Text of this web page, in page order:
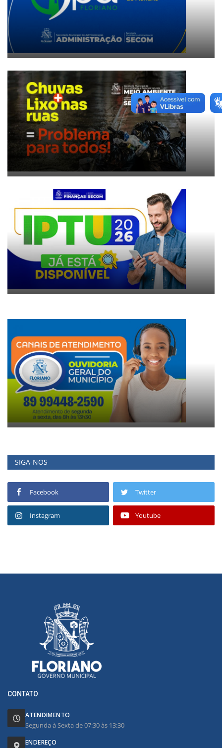
SIGA-NOS
Facebook Twitter
Instagram Youtube
CONTATO
ATENDIMENTO
Segunda à Sexta de 07:30 às 13:30
ENDEREÇO